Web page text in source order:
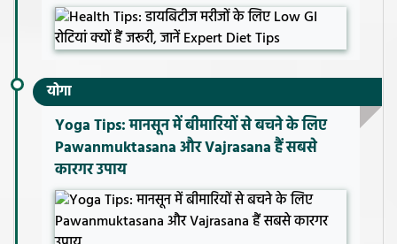
योगा
Yoga Tips: मानसून में बीमारियों से बचने के लिए
Pawanmuktasana और Vajrasana हैं सबसे
कारगर उपाय